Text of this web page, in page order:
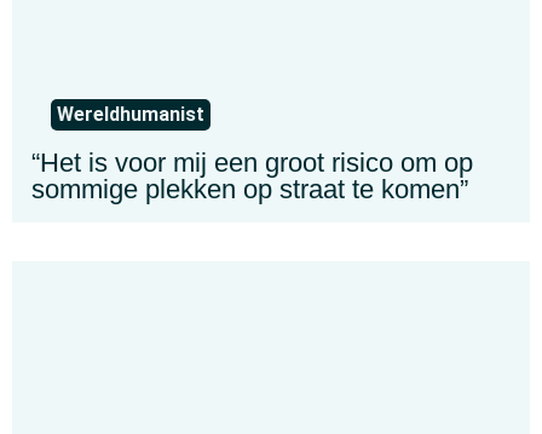
Wereldhumanist
“Het is voor mij een groot risico om op
sommige plekken op straat te komen”